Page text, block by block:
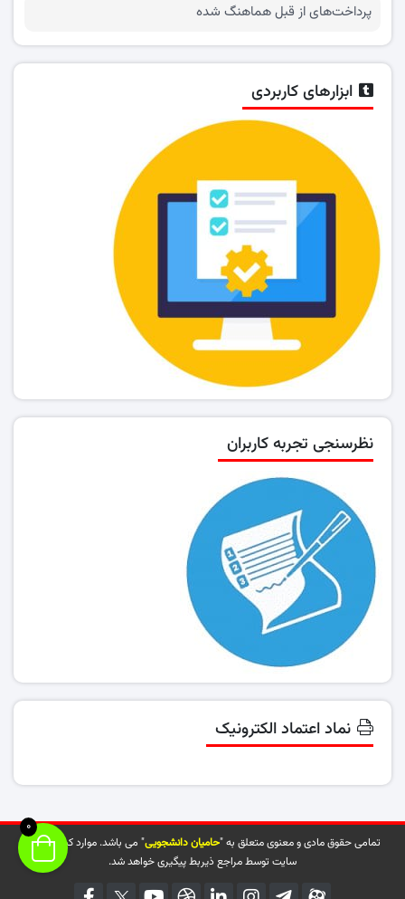
پرداخت‌های از قبل هماهنگ شده
ابزارهای کاربردی
نظرسنجی تجربه کاربران
نماد اعتماد الکترونیک
تمامی حقوق مادی و معنوی متعلق به "حامیان دانشجویی" می باشد. موارد کپی شده از
سایت توسط مراجع ذیربط پیگیری خواهد شد.
0